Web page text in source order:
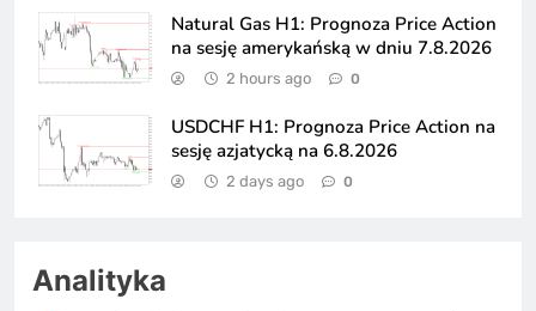
Natural Gas H1: Prognoza Price Action
na sesję amerykańską w dniu 7.8.2026
2 hours ago 0
USDCHF H1: Prognoza Price Action na
sesję azjatycką na 6.8.2026
2 days ago 0
Analityka